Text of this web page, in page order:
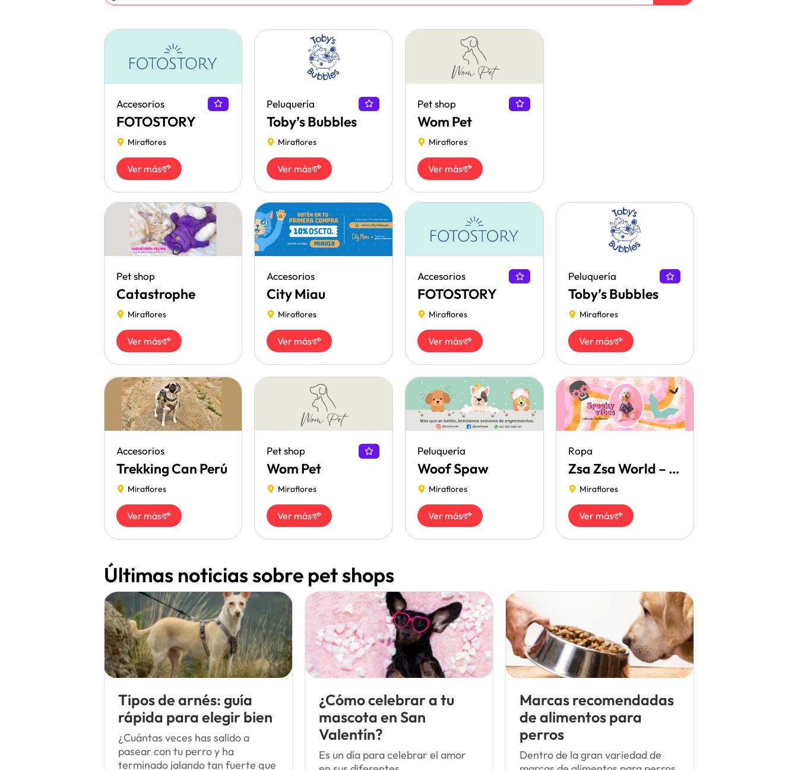
Accesorios
FOTOSTORY
Miraflores
Ver más
Peluquería
Toby’s Bubbles
Miraflores
Ver más
Pet shop
Wom Pet
Miraflores
Ver más
Pet shop
Catastrophe
Miraflores
Ver más
Accesorios
City Miau
Miraflores
Ver más
Accesorios
FOTOSTORY
Miraflores
Ver más
Peluquería
Toby’s Bubbles
Miraflores
Ver más
Accesorios
Trekking Can Perú
Miraflores
Ver más
Pet shop
Wom Pet
Miraflores
Ver más
Peluquería
Woof Spaw
Miraflores
Ver más
Ropa
Zsa Zsa World – Pet shop
Miraflores
Ver más
Últimas noticias sobre pet shops
Tipos de arnés: guía
rápida para elegir bien
¿Cuántas veces has salido a
pasear con tu perro y ha
terminado jalando tan fuerte que
¿Cómo celebrar a tu
mascota en San
Valentín?
Es un día para celebrar el amor
Marcas recomendadas
de alimentos para
perros
Dentro de la gran variedad de